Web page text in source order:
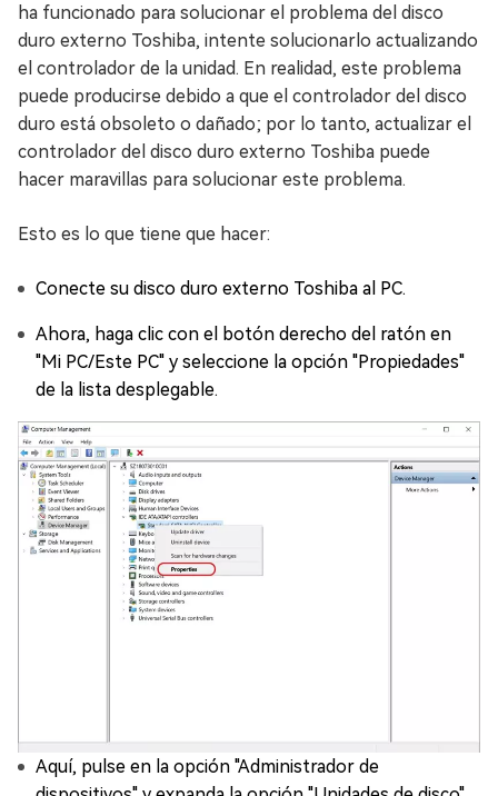
ha funcionado para solucionar el problema del disco
duro externo Toshiba, intente solucionarlo actualizando
el controlador de la unidad. En realidad, este problema
puede producirse debido a que el controlador del disco
duro está obsoleto o dañado; por lo tanto, actualizar el
controlador del disco duro externo Toshiba puede
hacer maravillas para solucionar este problema.
Esto es lo que tiene que hacer:
Conecte su disco duro externo Toshiba al PC.
Ahora, haga clic con el botón derecho del ratón en
"Mi PC/Este PC" y seleccione la opción "Propiedades"
de la lista desplegable.
Aquí, pulse en la opción "Administrador de